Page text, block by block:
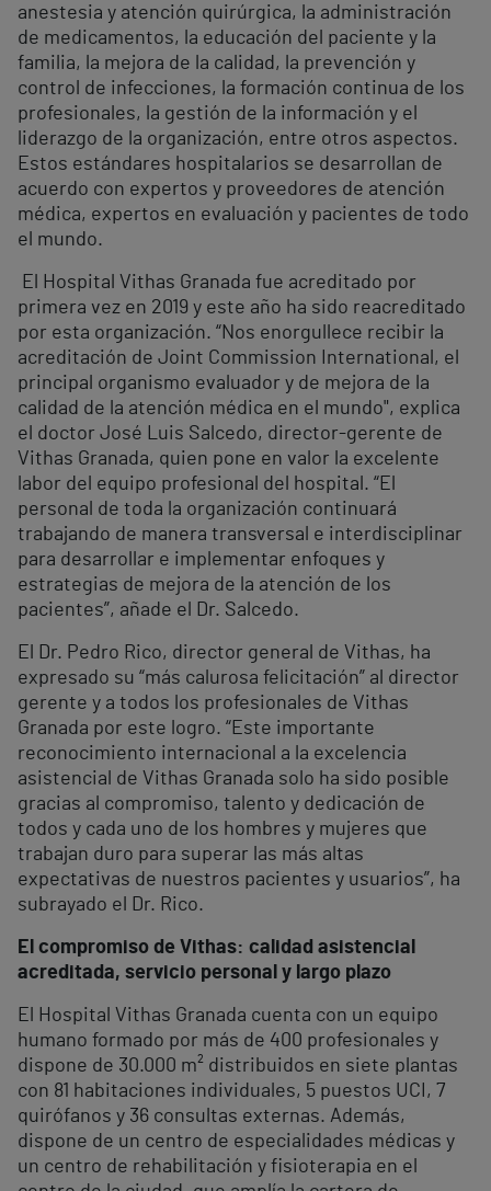
anestesia y atención quirúrgica, la administración
de medicamentos, la educación del paciente y la
familia, la mejora de la calidad, la prevención y
control de infecciones, la formación continua de los
profesionales, la gestión de la información y el
liderazgo de la organización, entre otros aspectos.
Estos estándares hospitalarios se desarrollan de
acuerdo con expertos y proveedores de atención
médica, expertos en evaluación y pacientes de todo
el mundo.
El Hospital Vithas Granada fue acreditado por
primera vez en 2019 y este año ha sido reacreditado
por esta organización. “Nos enorgullece recibir la
acreditación de Joint Commission International, el
principal organismo evaluador y de mejora de la
calidad de la atención médica en el mundo", explica
el doctor José Luis Salcedo, director-gerente de
Vithas Granada, quien pone en valor la excelente
labor del equipo profesional del hospital. “El
personal de toda la organización continuará
trabajando de manera transversal e interdisciplinar
para desarrollar e implementar enfoques y
estrategias de mejora de la atención de los
pacientes”, añade el Dr. Salcedo.
El Dr. Pedro Rico, director general de Vithas, ha
expresado su “más calurosa felicitación” al director
gerente y a todos los profesionales de Vithas
Granada por este logro. “Este importante
reconocimiento internacional a la excelencia
asistencial de Vithas Granada solo ha sido posible
gracias al compromiso, talento y dedicación de
todos y cada uno de los hombres y mujeres que
trabajan duro para superar las más altas
expectativas de nuestros pacientes y usuarios”, ha
subrayado el Dr. Rico.
El compromiso de Vithas: calidad asistencial
acreditada, servicio personal y largo plazo
El Hospital Vithas Granada cuenta con un equipo
humano formado por más de 400 profesionales y
dispone de 30.000 m² distribuidos en siete plantas
con 81 habitaciones individuales, 5 puestos UCI, 7
quirófanos y 36 consultas externas. Además,
dispone de un centro de especialidades médicas y
un centro de rehabilitación y fisioterapia en el